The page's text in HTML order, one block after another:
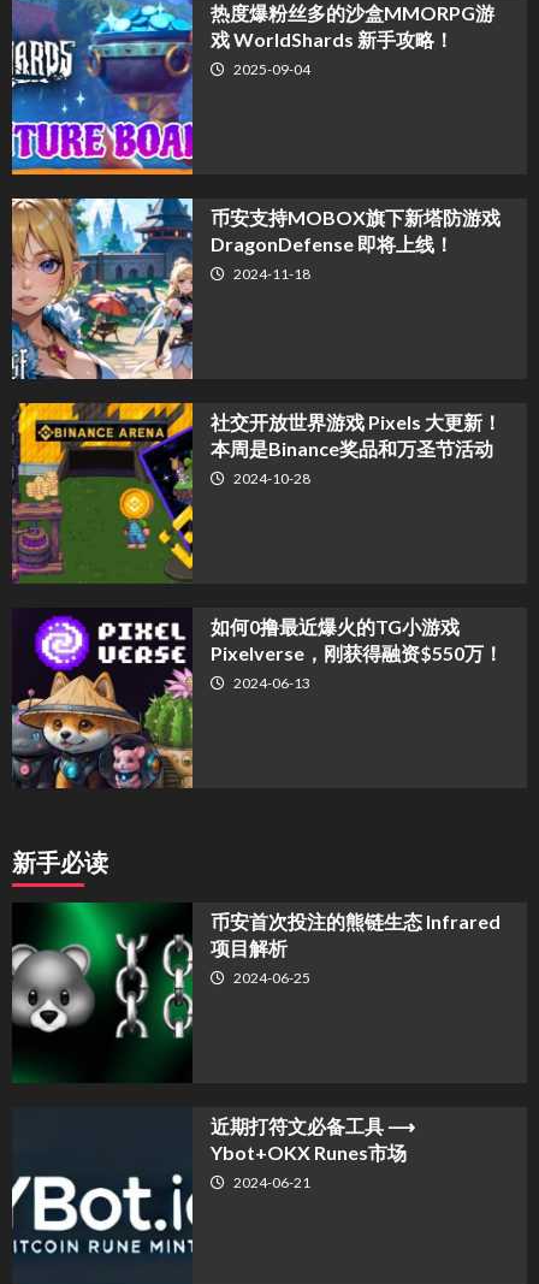
热度爆粉丝多的沙盒MMORPG游
戏 WorldShards 新手攻略！
2025-09-04
币安支持MOBOX旗下新塔防游戏
DragonDefense 即将上线！
2024-11-18
社交开放世界游戏 Pixels 大更新！
本周是Binance奖品和万圣节活动
2024-10-28
如何0撸最近爆火的TG小游戏
Pixelverse，刚获得融资$550万！
2024-06-13
新手必读
币安首次投注的熊链生态 Infrared
项目解析
2024-06-25
近期打符文必备工具 ⟶
Ybot+OKX Runes市场
2024-06-21